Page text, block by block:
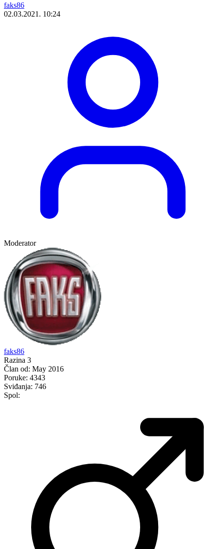
faks86
02.03.2021. 10:24
Moderator
faks86
Razina 3
Član od: May 2016
Poruke: 4343
Sviđanja: 746
Spol: